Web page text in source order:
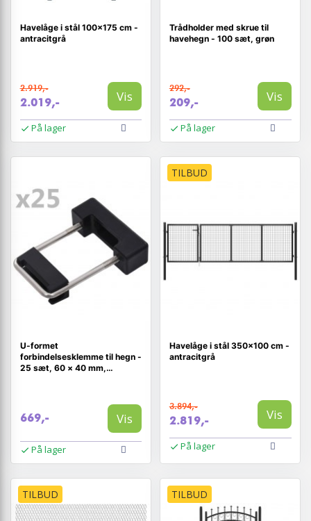
Havelåge i stål 100×175 cm -
antracitgrå
2.919,-
2.019,- Vis
På lager
Trådholder med skrue til
havehegn - 100 sæt, grøn
292,-
209,- Vis
På lager
U-formet
forbindelsesklemme til hegn -
25 sæt, 60 × 40 mm,
669,- Vis
På lager
TILBUD
Havelåge i stål 350×100 cm -
antracitgrå
3.894,-
2.819,- Vis
På lager
TILBUD TILBUD